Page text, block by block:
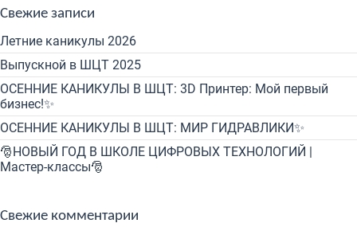
Свежие записи
Летние каникулы 2026
Выпускной в ШЦТ 2025
ОСЕННИЕ КАНИКУЛЫ В ШЦТ: 3D Принтер: Мой первый
бизнес!✨
ОСЕННИЕ КАНИКУЛЫ В ШЦТ: МИР ГИДРАВЛИКИ✨
🎅НОВЫЙ ГОД В ШКОЛЕ ЦИФРОВЫХ ТЕХНОЛОГИЙ |
Мастер-классы🎅
Свежие комментарии